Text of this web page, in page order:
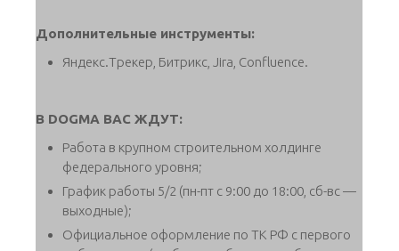
Дополнительные инструменты:
Яндекс.Трекер, Битрикс, Jira, Confluence.
В DOGMA ВАС ЖДУТ:
Работа в крупном строительном холдинге
федерального уровня;
График работы 5/2 (пн-пт с 9:00 до 18:00, сб-вс —
выходные);
Официальное оформление по ТК РФ с первого